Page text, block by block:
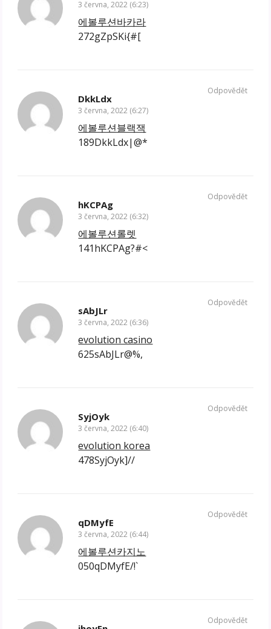
3 června, 2022 (6:23)
에볼루션바카라
272gZpSKi{#[
DkkLdx
3 června, 2022 (6:27)
에볼루션블랙잭
189DkkLdx|@*
Odpovědět
hKCPAg
3 června, 2022 (6:32)
에볼루션롤렛
141hKCPAg?#<
Odpovědět
sAbJLr
3 června, 2022 (6:36)
evolution casino
625sAbJLr@%,
Odpovědět
SyjOyk
3 června, 2022 (6:40)
evolution korea
478SyjOyk]//
Odpovědět
qDMyfE
3 června, 2022 (6:44)
에볼루션카지노
050qDMyfE/!`
Odpovědět
Odpovědět